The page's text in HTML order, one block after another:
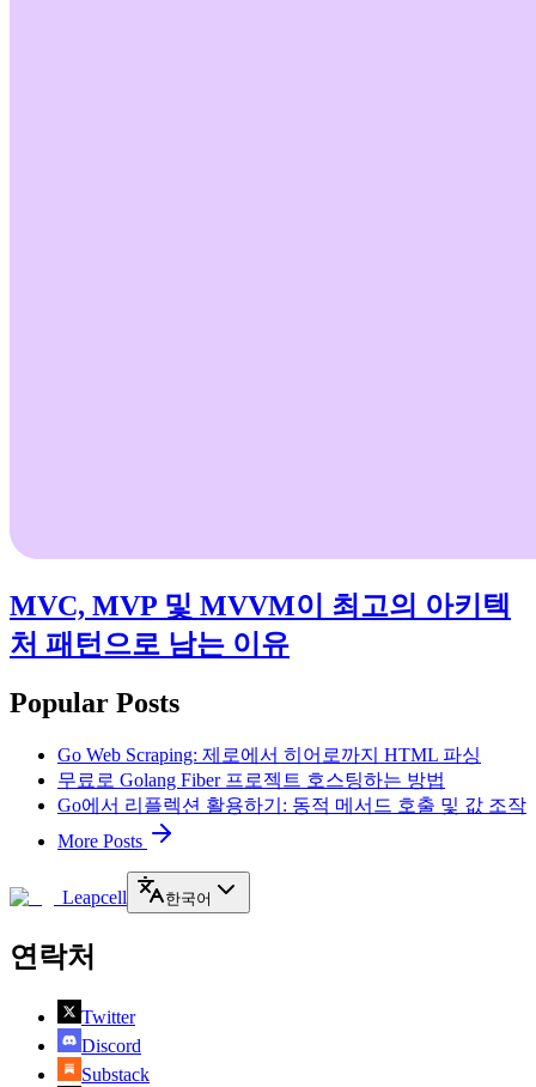
MVC, MVP 및 MVVM이 최고의 아키텍
처 패턴으로 남는 이유
Popular Posts
Go Web Scraping: 제로에서 히어로까지 HTML 파싱
무료로 Golang Fiber 프로젝트 호스팅하는 방법
Go에서 리플렉션 활용하기: 동적 메서드 호출 및 값 조작
More Posts
Leapcell 한국어
연락처
Twitter
Discord
Substack